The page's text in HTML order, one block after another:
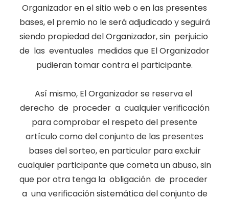
Organizador en el sitio web o en las presentes
bases, el premio no le será adjudicado y seguirá
siendo propiedad del Organizador, sin perjuicio
de las eventuales medidas que El Organizador
pudieran tomar contra el participante.
Así mismo, El Organizador se reserva el
derecho de proceder a cualquier verificación
para comprobar el respeto del presente
artículo como del conjunto de las presentes
bases del sorteo, en particular para excluir
cualquier participante que cometa un abuso, sin
que por otra tenga la obligación de proceder
a una verificación sistemática del conjunto de